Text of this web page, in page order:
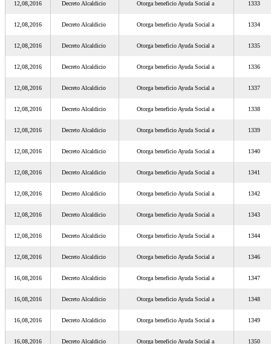
12,08,2016 Decreto Alcaldicio Otorga beneficio Ayuda Social a 1333
12,08,2016 Decreto Alcaldicio Otorga beneficio Ayuda Social a 1334
12,08,2016 Decreto Alcaldicio Otorga beneficio Ayuda Social a 1335
12,08,2016 Decreto Alcaldicio Otorga beneficio Ayuda Social a 1336
12,08,2016 Decreto Alcaldicio Otorga beneficio Ayuda Social a 1337
12,08,2016 Decreto Alcaldicio Otorga beneficio Ayuda Social a 1338
12,08,2016 Decreto Alcaldicio Otorga beneficio Ayuda Social a 1339
12,08,2016 Decreto Alcaldicio Otorga beneficio Ayuda Social a 1340
12,08,2016 Decreto Alcaldicio Otorga beneficio Ayuda Social a 1341
12,08,2016 Decreto Alcaldicio Otorga beneficio Ayuda Social a 1342
12,08,2016 Decreto Alcaldicio Otorga beneficio Ayuda Social a 1343
12,08,2016 Decreto Alcaldicio Otorga beneficio Ayuda Social a 1344
12,08,2016 Decreto Alcaldicio Otorga beneficio Ayuda Social a 1346
16,08,2016 Decreto Alcaldicio Otorga beneficio Ayuda Social a 1347
16,08,2016 Decreto Alcaldicio Otorga beneficio Ayuda Social a 1348
16,08,2016 Decreto Alcaldicio Otorga beneficio Ayuda Social a 1349
16,08,2016 Decreto Alcaldicio Otorga beneficio Ayuda Social a 1350